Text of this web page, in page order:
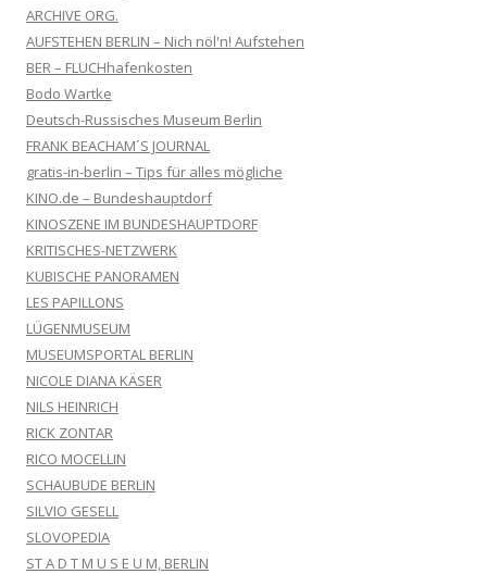
ARCHIVE ORG.
AUFSTEHEN BERLIN – Nich nöl'n! Aufstehen
BER – FLUCHhafenkosten
Bodo Wartke
Deutsch-Russisches Museum Berlin
FRANK BEACHAM´S JOURNAL
gratis-in-berlin – Tips für alles mögliche
KINO.de – Bundeshauptdorf
KINOSZENE IM BUNDESHAUPTDORF
KRITISCHES-NETZWERK
KUBISCHE PANORAMEN
LES PAPILLONS
LÜGENMUSEUM
MUSEUMSPORTAL BERLIN
NICOLE DIANA KÄSER
NILS HEINRICH
RICK ZONTAR
RICO MOCELLIN
SCHAUBUDE BERLIN
SILVIO GESELL
SLOVOPEDIA
ST A D T M U S E U M, BERLIN